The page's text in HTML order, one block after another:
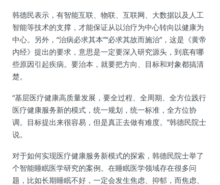
韩德民表示，有智能互联、物联、互联网、大数据以及人工
智能等技术的支撑，才能保证从以治疗为中心转向以健康为
中心。另外，“治病必求其本”“必求其故而施治”，这是《黄帝
内经》提出的要求，意思是一定要深入研究源头，到底有哪
些原因引起疾病。要治本，就要把方向、目标和对象都搞清
楚。
“基层医疗健康高质量发展，要全过程、全周期、全方位践行
医疗健康服务新的模式，统一规划，统一标准，全方位协
调。目标提出来很容易，但是真正去做有难度。”韩德民院士
说。
对于如何实现医疗健康服务新模式的探索，韩德民院士举了
个智能睡眠医学研究的案例。在睡眠医学领域存在很多问
题，比如长期睡眠不好，一定会发生焦虑、抑郁，而焦虑、